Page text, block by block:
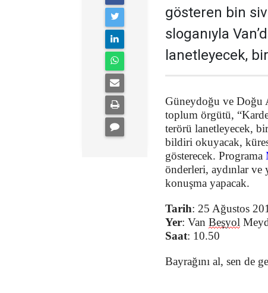
gösteren bin
sloganıyla
lanetleyecek,
Güneydoğu ve Doğu
toplum örgütü,
terörü lanetleyecek,
bildiri okuyacak,
gösterecek. Programa
önderleri, aydınlar ve
konuşma yapacak.
Tarih: 25 Ağustos
Yer: Van Beşyol
Saat: 10.50
Bayrağını al, sen de